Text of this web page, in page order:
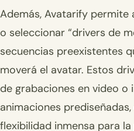
Además, Avatarify permite
o seleccionar “drivers de
secuencias preexistentes
moverá el avatar. Estos
de grabaciones en video o
animaciones
flexibilidad inmensa para